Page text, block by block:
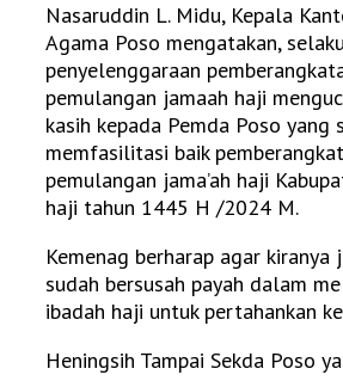
Nasaruddin L. Midu, Kepala
Agama Poso mengatakan,
penyelenggaraan
pemulangan jamaah haji
kasih kepada Pemda Poso yang
memfasilitasi baik
pemulangan jama’ah haji
haji tahun 1445 H /2024 M.
Kemenag berharap agar kiranya
sudah bersusah payah dalam
ibadah haji untuk pertahankan
Heningsih Tampai Sekda Poso